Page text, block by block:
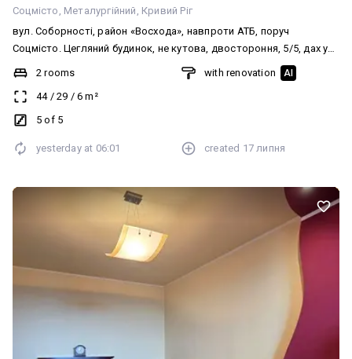
Соцмісто Металургійний Кривий Ріг
вул. Соборності, район «Восхода», навпроти АТБ, поруч
Соцмісто. Цегляний будинок, не кутова, двостороння, 5/5, дах у
порядку, відремонтований, не тече. Квартира після нового
ремонту: замінено проводку, вікна металопластикові, замінено
всі труби та сантехніку. Є лічильники. Вбудована кухня.
Залишаються всі меблі. Документи готові до продажу. Без
Анжеліка
2 rooms
44/ 29 / 6 m²
5 of 5
with renovation AI
yesterday at 06:01 created 17 липня